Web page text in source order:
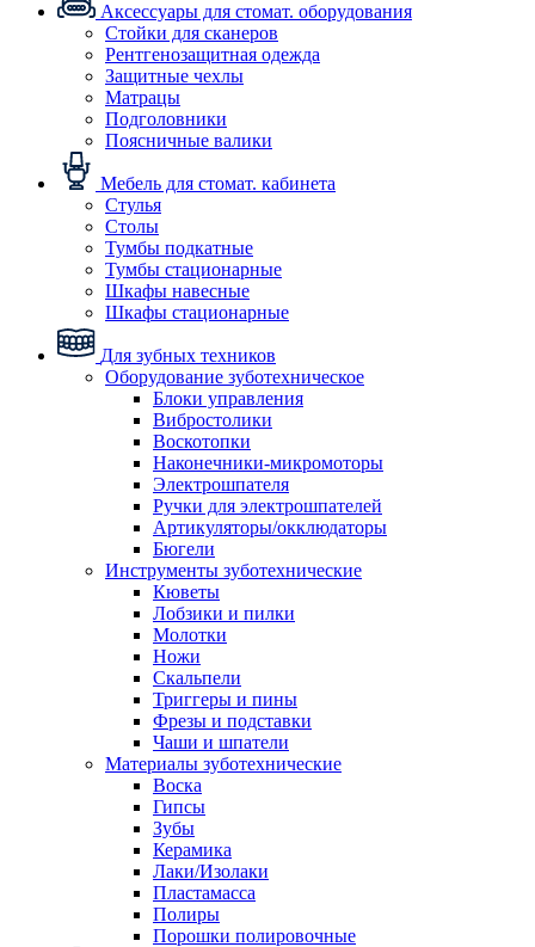
Аксессуары для стомат. оборудования
Стойки для сканеров
Рентгенозащитная одежда
Защитные чехлы
Матрацы
Подголовники
Поясничные валики
Мебель для стомат. кабинета
Стулья
Столы
Тумбы подкатные
Тумбы стационарные
Шкафы навесные
Шкафы стационарные
Для зубных техников
Оборудование зуботехническое
Блоки управления
Вибростолики
Воскотопки
Наконечники-микромоторы
Электрошпателя
Ручки для электрошпателей
Артикуляторы/окклюдаторы
Бюгели
Инструменты зуботехнические
Кюветы
Лобзики и пилки
Молотки
Ножи
Скальпели
Триггеры и пины
Фрезы и подставки
Чаши и шпатели
Материалы зуботехнические
Воска
Гипсы
Зубы
Керамика
Лаки/Изолаки
Пластамасса
Полиры
Порошки полировочные